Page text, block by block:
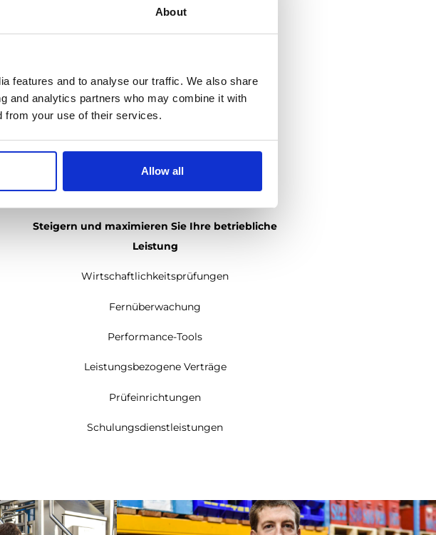
About
features and to analyse our traffic. We also share
and analytics partners who may combine it with
from your use of their services.
Allow all
den Erfolg Ihrer Projekte unter vollen
Vorschriften und Normen zu gewährleisten.
LEISTUNG & OPTIMIERUNG
Steigern und maximieren Sie Ihre betriebliche
Leistung
Wirtschaftlichkeitsprüfungen
Fernüberwachung
Performance-Tools
Leistungsbezogene Verträge
Prüfeinrichtungen
Schulungsdienstleistungen